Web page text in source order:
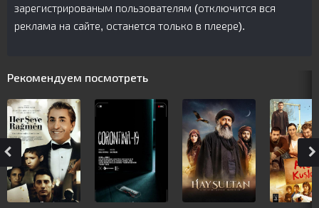
зарегистрированым пользователям (отключится вся
реклама на сайте, останется только в плеере).
Рекомендуем посмотреть